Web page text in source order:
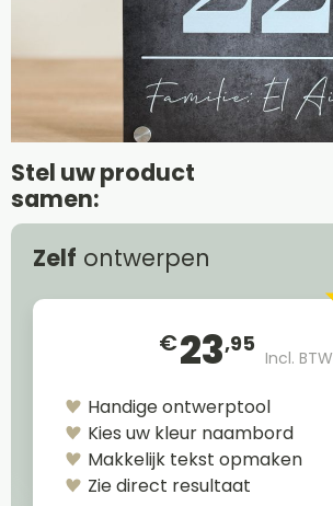
Stel uw product
samen:
Zelf ontwerpen
€23,95
Incl. BTW
Handige ontwerptool
Kies uw kleur naambord
Makkelijk tekst opmaken
Zie direct resultaat